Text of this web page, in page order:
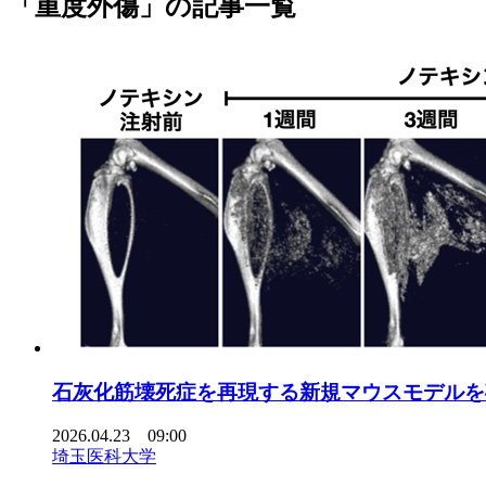
「重度外傷」の記事一覧
石灰化筋壊死症を再現する新規マウスモデル
2026.04.23 09:00
埼玉医科大学